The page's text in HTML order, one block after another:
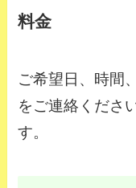
料金
ご希望日、時間
をご連絡くださ
す。